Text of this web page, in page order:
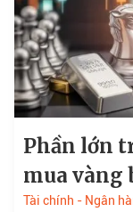
Phần lớn
mua vàng
Tài chính - Ngân